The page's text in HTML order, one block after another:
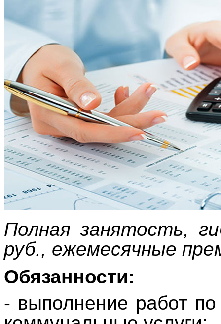
Полная занятость,
руб., ежемесячные
Обязанности:
- выполнение работ